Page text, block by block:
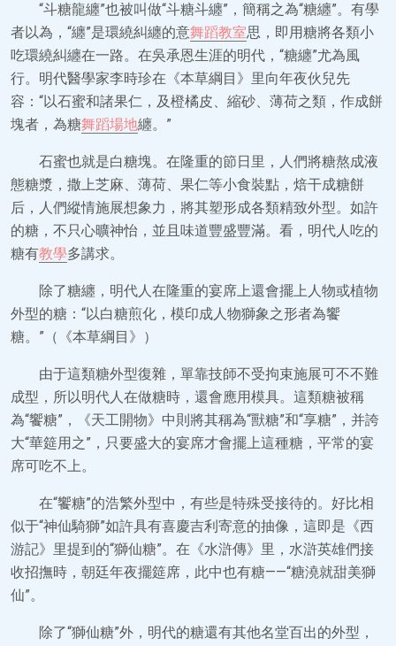
“斗糖龍纏”也被叫做“斗糖斗纏”，簡稱之為“糖纏”。有學
者以為，“纏”是環繞糾纏的意舞蹈教室思，即用糖將各類小
吃環繞糾纏在一路。在吳承恩生涯的明代，“糖纏”尤為風
行。明代醫學家李時珍在《本草綱目》里向年夜伙兒先
容：“以石蜜和諸果仁，及橙橘皮、縮砂、薄荷之類，作成餅
塊者，為糖舞蹈場地纏。”
石蜜也就是白糖塊。在隆重的節日里，人們將糖熬成液
態糖漿，撒上芝麻、薄荷、果仁等小食裝點，焙干成糖餅
后，人們縱情施展想象力，將其塑形成各類精致外型。如許
的糖，不只心曠神怡，並且味道豐盛豐滿。看，明代人吃的
糖有教學多講求。
除了糖纏，明代人在隆重的宴席上還會擺上人物或植物
外型的糖：“以白糖煎化，模印成人物獅象之形者為饗
糖。”（《本草綱目》）
由于這類糖外型復雜，單靠技師不受拘束施展可不不難
成型，所以明代人在做糖時，還會應用模具。這類糖被稱
為“饗糖”，《天工開物》中則將其稱為“獸糖”和“享糖”，并誇
大“華筵用之”，只要盛大的宴席才會擺上這種糖，平常的宴
席可吃不上。
在“饗糖”的浩繁外型中，有些是特殊受接待的。好比相
似于“神仙騎獅”如許具有喜慶吉利寄意的抽像，這即是《西
游記》里提到的“獅仙糖”。在《水滸傳》里，水滸英雄們接
收招撫時，朝廷年夜擺筵席，此中也有糖——“糖澆就甜美獅
仙”。
除了“獅仙糖”外，明代的糖還有其他名堂百出的外型，